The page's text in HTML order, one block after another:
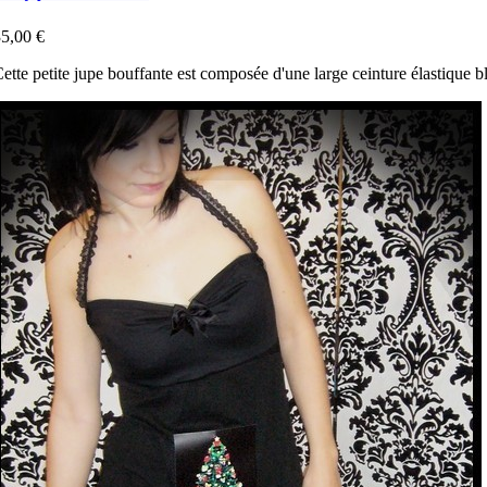
€
petite jupe bouffante est composée d'une large ceinture élastique